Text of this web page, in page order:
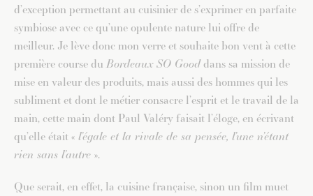
d’exception permettant au cuisinier de s’exprimer en parfaite
symbiose avec ce qu’une opulente nature lui offre de
meilleur. Je lève donc mon verre et souhaite bon vent à cette
première course du Bordeaux SO Gooddans sa mission de
mise en valeur des produits, mais aussi des hommes qui les
subliment et dont le métier consacre l’esprit et le travail de la
main, cette main dont Paul Valéry faisait l’éloge, en écrivant
qu’elle était « l’égale et la rivale de sa pensée, l’une n’étant
rien sans l’autre ».
Que serait, en effet, la cuisine française, sinon un film muet